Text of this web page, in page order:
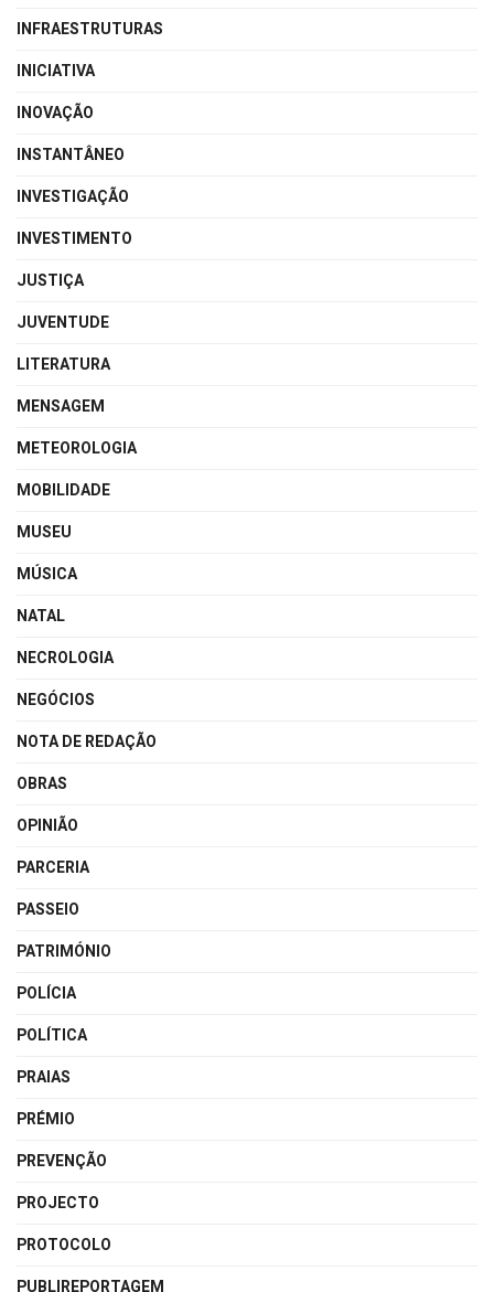
INFRAESTRUTURAS
INICIATIVA
INOVAÇÃO
INSTANTÂNEO
INVESTIGAÇÃO
INVESTIMENTO
JUSTIÇA
JUVENTUDE
LITERATURA
MENSAGEM
METEOROLOGIA
MOBILIDADE
MUSEU
MÚSICA
NATAL
NECROLOGIA
NEGÓCIOS
NOTA DE REDAÇÃO
OBRAS
OPINIÃO
PARCERIA
PASSEIO
PATRIMÓNIO
POLÍCIA
POLÍTICA
PRAIAS
PRÉMIO
PREVENÇÃO
PROJECTO
PROTOCOLO
PUBLIREPORTAGEM